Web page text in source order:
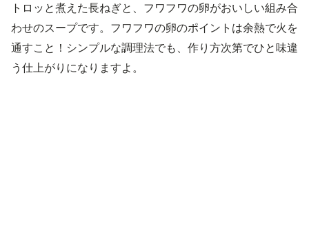
トロッと煮えた長ねぎと、フワフワの卵がおいしい組み合
わせのスープです。フワフワの卵のポイントは余熱で火を
通すこと！シンプルな調理法でも、作り方次第でひと味違
う仕上がりになりますよ。